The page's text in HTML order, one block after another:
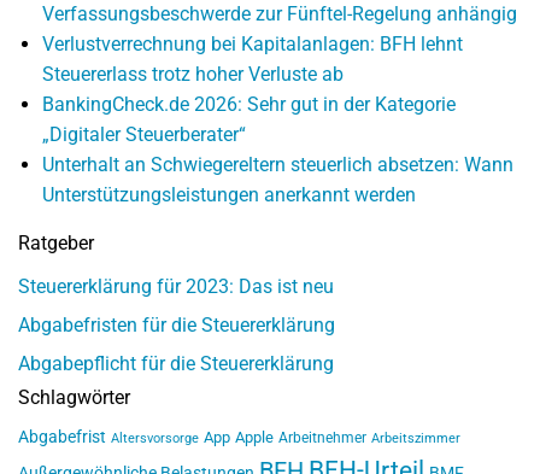
Verfassungsbeschwerde zur Fünftel-Regelung anhängig
Verlustverrechnung bei Kapitalanlagen: BFH lehnt
Steuererlass trotz hoher Verluste ab
BankingCheck.de 2026: Sehr gut in der Kategorie
„Digitaler Steuerberater“
Unterhalt an Schwiegereltern steuerlich absetzen: Wann
Unterstützungsleistungen anerkannt werden
Ratgeber
Steuererklärung für 2023: Das ist neu
Abgabefristen für die Steuererklärung
Abgabepflicht für die Steuererklärung
Schlagwörter
Abgabefrist Altersvorsorge App Apple Arbeitnehmer Arbeitszimmer